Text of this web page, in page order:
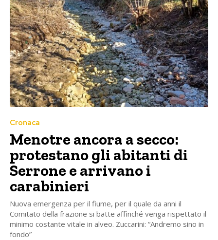
Cronaca
Menotre ancora a secco:
protestano gli abitanti di
Serrone e arrivano i
carabinieri
Nuova emergenza per il fiume, per il quale da anni il
Comitato della frazione si batte affinché venga rispettato il
minimo costante vitale in alveo. Zuccarini: “Andremo sino in
fondo”